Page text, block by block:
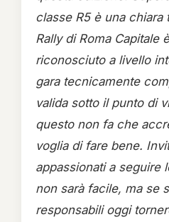
classe R5 è una chiara
Rally di Roma Capitale
riconosciuto a livello
gara tecnicamente
valida sotto il punto di
questo non fa che
voglia di fare bene.
appassionati a seguire
non sarà facile, ma se
responsabili oggi